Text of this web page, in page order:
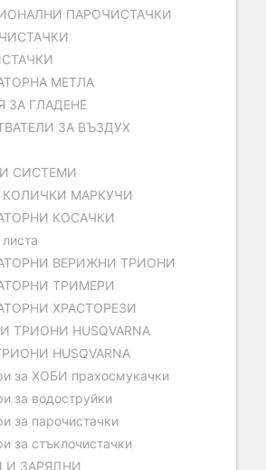
ПАРОЧИСТАЧКИ
МЕТЛА
ЗА ГЛАДЕНЕ
ЗА ВЪЗДУХ
СИСТЕМИ
МАРКУЧИ
КОСАЧКИ
ВЕРИЖНИ ТРИОНИ
ТРИМЕРИ
ХРАСТОРЕЗИ
ТРИОНИ HUSQVARNA
HUSQVARNA
за ХОБИ прахосмукачки
за водоструйки
за парочистачки
за стъклочистачки
И ЗАРЯДНИ